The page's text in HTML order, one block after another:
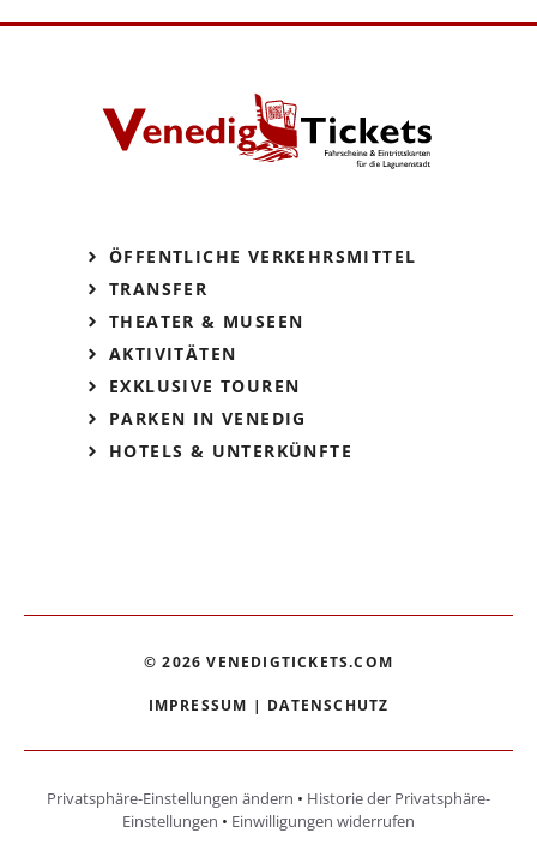
ÖFFENTLICHE VERKEHRSMITTEL
TRANSFER
THEATER & MUSEEN
AKTIVITÄTEN
EXKLUSIVE TOUREN
PARKEN IN VENEDIG
HOTELS & UNTERKÜNFTE
© 2026 VENEDIGTICKETS.COM
IMPRESSUM | DATENSCHUTZ
Privatsphäre-Einstellungen ändern • Historie der Privatsphäre-
Einstellungen • Einwilligungen widerrufen